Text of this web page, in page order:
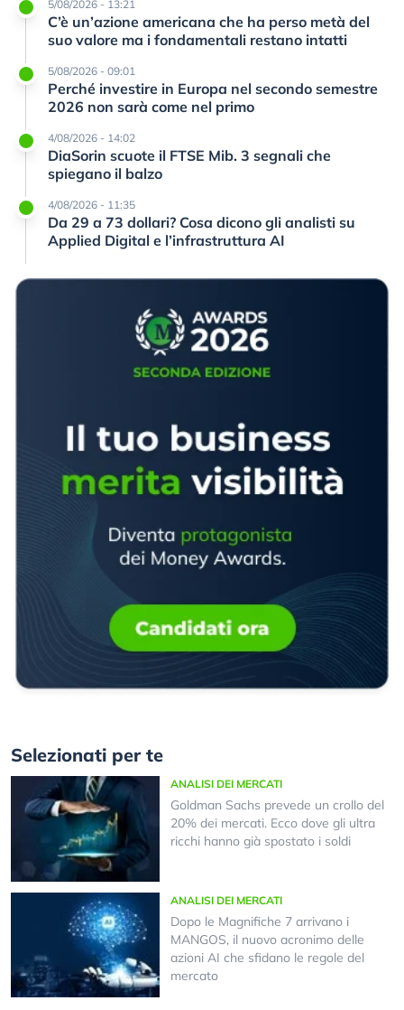
5/08/2026 - 13:21
C’è un’azione americana che ha perso metà del
suo valore ma i fondamentali restano intatti
5/08/2026 - 09:01
Perché investire in Europa nel secondo semestre
2026 non sarà come nel primo
4/08/2026 - 14:02
DiaSorin scuote il FTSE Mib. 3 segnali che
spiegano il balzo
4/08/2026 - 11:35
Da 29 a 73 dollari? Cosa dicono gli analisti su
Applied Digital e l’infrastruttura AI
Selezionati per te
ANALISI DEI MERCATI
Goldman Sachs prevede un crollo del
20% dei mercati. Ecco dove gli ultra
ricchi hanno già spostato i soldi
ANALISI DEI MERCATI
Dopo le Magnifiche 7 arrivano i
MANGOS, il nuovo acronimo delle
azioni AI che sfidano le regole del
mercato